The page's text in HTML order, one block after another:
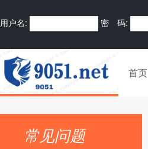
用户名: 密 码:
首页
常见问题